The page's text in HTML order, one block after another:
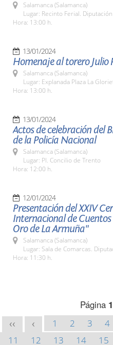
Salamanca (Salamanca)
Lugar: Recinto Ferial. Diputación
Hora: 13:00 h.
13/01/2024
Homenaje al torero Julio
Salamanca (Salamanca)
Lugar: Explanada Plaza La
Hora: 13:00 h.
13/01/2024
Actos de celebración del
de la Policía Nacional
Salamanca (Salamanca)
Lugar: Pl. Concilio de Trento
Hora: 12:00 h.
12/01/2024
Presentación del XXIV
Internacional de
Oro de La Armuña"
Salamanca (Salamanca)
Lugar: Sala de Comarcas.
Hora: 11:30 h.
Página
<< < 1 2 3 4
11
12 13 14 15